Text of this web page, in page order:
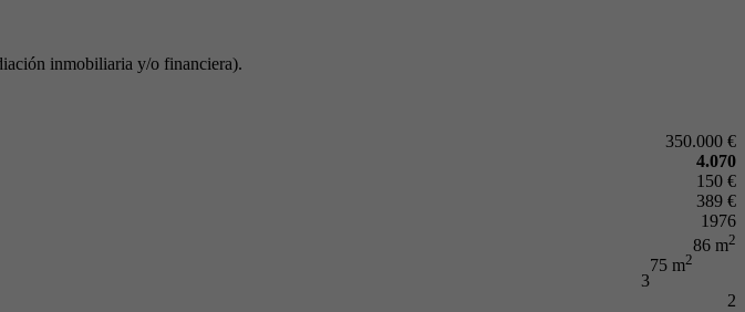
inmobiliaria y/o financiera).
350.000 €
4.070
150 €
389 €
1976
86 m2
75 m2
3
2